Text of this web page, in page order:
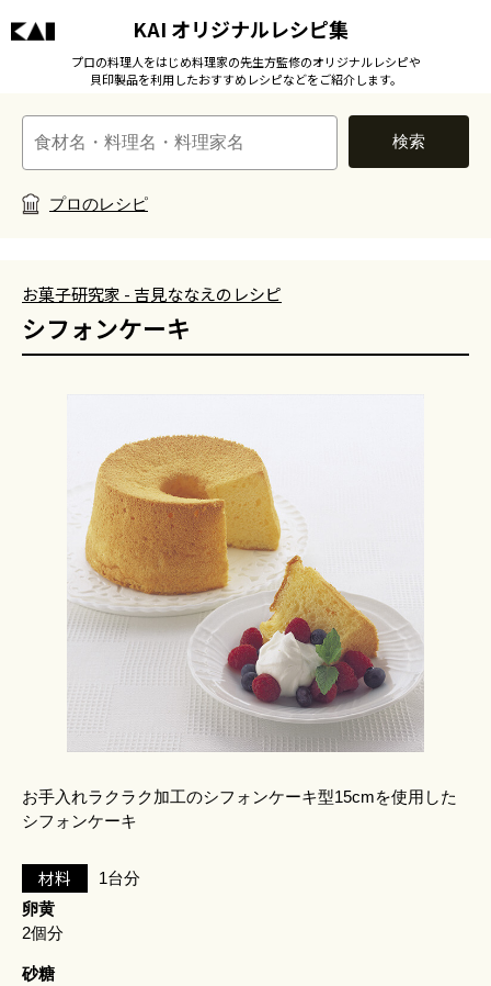
KAI オリジナルレシピ集
プロの料理人をはじめ料理家の先生方監修のオリジナルレシピや
貝印製品を利用したおすすめレシピなどをご紹介します。
検索
プロのレシピ
お菓子研究家 - 吉見ななえのレシピ
シフォンケーキ
お手入れラクラク加工のシフォンケーキ型15cmを使用した
シフォンケーキ
材料
1台分
卵黄
2個分
砂糖